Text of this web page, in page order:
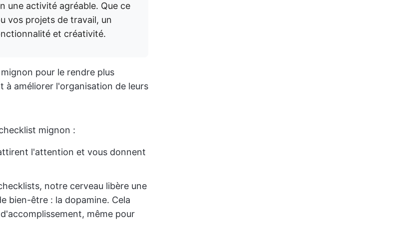
une activité agréable. Que ce
vos projets de travail, un
et créativité.
pour le rendre plus
améliorer l'organisation de leurs
mignon :
l'attention et vous donnent
notre cerveau libère une
bien-être : la dopamine. Cela
même pour